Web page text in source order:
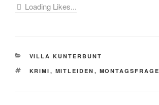
Loading Likes...
KATEGORIEN
VILLA KUNTERBUNT
SCHLAGWÖRTER
KRIMI , MITLEIDEN , MONTAGSFRAGE